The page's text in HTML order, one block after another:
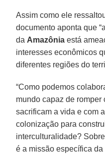
Assim como ele
documento aponta que
da Amazônia está
interesses econômicos
diferentes regiões do
“Como podemos
mundo capaz de romper
sacrificam a vida e com
colonização para
interculturalidade?
é a missão específica